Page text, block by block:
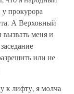
у прокурора
А Верховный
вызвать меня и
или не
к лифту, я молча